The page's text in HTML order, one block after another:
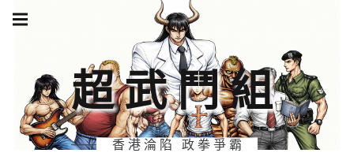
Skip
超武鬥組
香港淪陷 政拳爭霸
navigation